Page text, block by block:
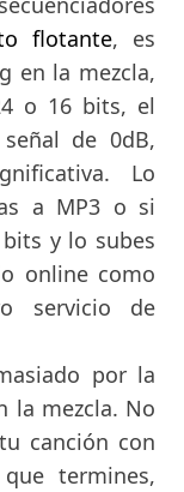
flotante, es
en la mezcla,
o 16 bits, el
de 0dB,
Lo
a MP3 o si
y lo subes
online como
servicio de
por la
la mezcla. No
canción con
termines,